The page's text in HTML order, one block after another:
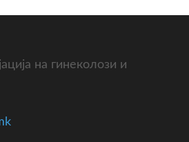
на гинеколози и